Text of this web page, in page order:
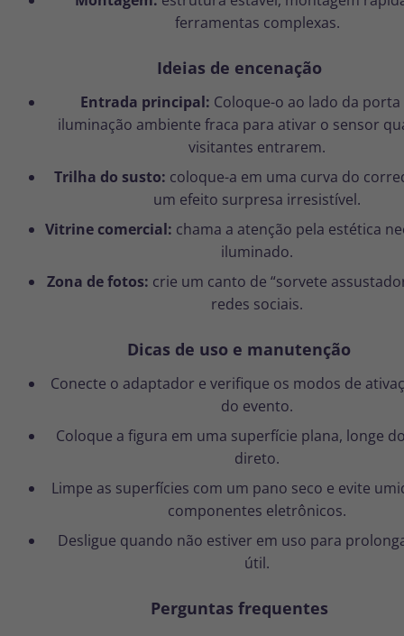
ferramentas complexas.
Ideias de encenação
Entrada principal: Coloque-o ao lado da
iluminação ambiente fraca para ativar o sensor
visitantes entrarem.
Trilha do susto: coloque-a em uma curva do
um efeito surpresa irresistível.
Vitrine comercial: chama a atenção pela estética
iluminado.
Zona de fotos: crie um canto de “sorvete
redes sociais.
Dicas de uso e manutenção
Conecte o adaptador e verifique os modos de
do evento.
Coloque a figura em uma superfície plana, longe
direto.
Limpe as superfícies com um pano seco e evite
componentes eletrônicos.
Desligue quando não estiver em uso para
útil.
Perguntas frequentes